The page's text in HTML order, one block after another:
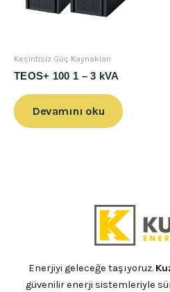
Kesintisiz Güç Kaynakları
TEOS+ 100 1 – 3 kVA
Devamını oku
Enerjiyi geleceğe taşıyoruz.
güvenilir enerji sistemleriyle